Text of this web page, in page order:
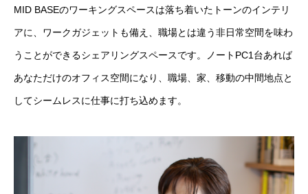
MID BASEのワーキングスペースは落ち着いたトーンのインテリ
アに、ワークガジェットも備え、職場とは違う非日常空間を味わ
うことができるシェアリングスペースです。ノートPC1台あれば
あなただけのオフィス空間になり、職場、家、移動の中間地点と
してシームレスに仕事に打ち込めます。